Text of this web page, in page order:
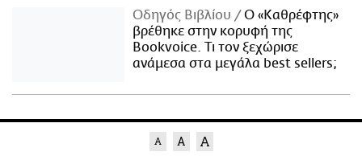
Οδηγός Βιβλίου
Ο «Καθρέφτης»
βρέθηκε στην κορυφή της
Bookvoice. Τι τον ξεχώρισε
ανάμεσα στα μεγάλα best sellers;